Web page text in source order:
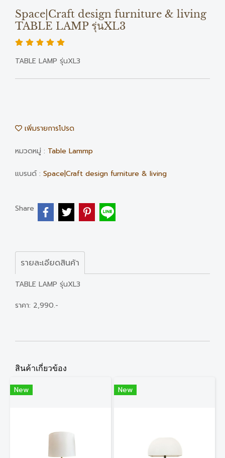
Space|Craft design furniture & living
TABLE LAMP รุ่นXL3
TABLE LAMP รุ่นXL3
เพิ่มรายการโปรด
หมวดหมู่ : Table Lammp
แบรนด์ : Space|Craft design furniture & living
Share
รายละเอียดสินค้า
TABLE LAMP รุ่นXL3
ราคา: 2,990.-
สินค้าเกี่ยวข้อง
New New